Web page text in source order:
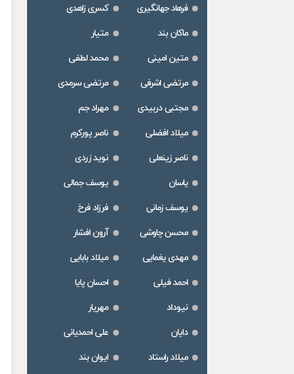
فرهاد جهانگیری
کسری زاهدی
ماکان بند
متیار
متین امینی
محمد لطفی
مرتضی اشرفی
مرتضی سرمدی
مجتبی دربیدی
مهراد جم
میلاد افضلی
ناصر پورکرم
ناصر زینعلی
نوید زردی
یاسان
یوسف جمالی
یوسف زمانی
فرزاد فرخ
محسن چاوشی
آرون افشار
مهدی یغمایی
میلاد بابایی
احمد فیلی
احسان پایا
نیوداد
مهریار
دایان
علی احمدیانی
میلاد راستاد
ایوان بند